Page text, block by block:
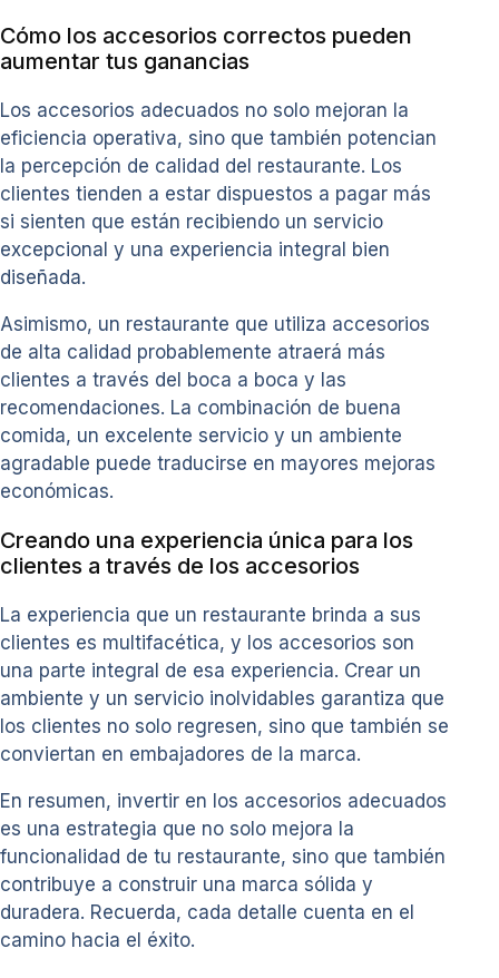
Cómo los accesorios correctos pueden
aumentar tus ganancias
Los accesorios adecuados no solo mejoran la
eficiencia operativa, sino que también potencian
la percepción de calidad del restaurante. Los
clientes tienden a estar dispuestos a pagar más
si sienten que están recibiendo un servicio
excepcional y una experiencia integral bien
diseñada.
Asimismo, un restaurante que utiliza accesorios
de alta calidad probablemente atraerá más
clientes a través del boca a boca y las
recomendaciones. La combinación de buena
comida, un excelente servicio y un ambiente
agradable puede traducirse en mayores mejoras
económicas.
Creando una experiencia única para los
clientes a través de los accesorios
La experiencia que un restaurante brinda a sus
clientes es multifacética, y los accesorios son
una parte integral de esa experiencia. Crear un
ambiente y un servicio inolvidables garantiza que
los clientes no solo regresen, sino que también se
conviertan en embajadores de la marca.
En resumen, invertir en los accesorios adecuados
es una estrategia que no solo mejora la
funcionalidad de tu restaurante, sino que también
contribuye a construir una marca sólida y
duradera. Recuerda, cada detalle cuenta en el
camino hacia el éxito.